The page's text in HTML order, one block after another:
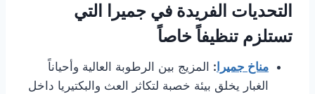
التحديات الفريدة في جميرا التي
تستلزم تنظيفاً خاصاً
مناخ جميرا : المزيج بين الرطوبة العالية وأحياناً
الغبار يخلق بيئة خصبة لتكاثر العث والبكتيريا داخل